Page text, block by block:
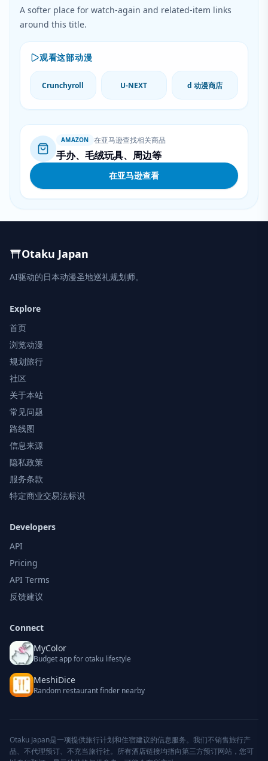
A softer place for watch-again and related-item links
around this title.
观看这部动漫
Crunchyroll U-NEXT d 动漫商店
AMAZON 在亚马逊查找相关商品
手办、毛绒玩具、周边等
在亚马逊查看
Otaku Japan
AI驱动的日本动漫圣地巡礼规划师。
Explore
首页
浏览动漫
规划旅行
社区
关于本站
常见问题
路线图
信息来源
隐私政策
服务条款
特定商业交易法标识
Developers
API
Pricing
API Terms
反馈建议
Connect
MyColor
Budget app for otaku lifestyle
MeshiDice
Random restaurant finder nearby
Otaku Japan是一项提供旅行计划和住宿建议的信息服务。我们不销售旅行产
品、不代理预订、不充当旅行社。所有酒店链接均指向第三方预订网站，您可